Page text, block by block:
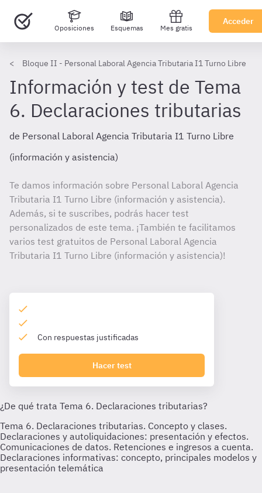
Oposiciones Esquemas Mes gratis
Acceder
Bloque II - Personal Laboral Agencia Tributaria I1 Turno Libre
Información y test de Tema
6. Declaraciones tributarias
de Personal Laboral Agencia Tributaria I1 Turno Libre
(información y asistencia)
Te damos información sobre Personal Laboral Agencia
Tributaria I1 Turno Libre (información y asistencia).
Además, si te suscribes, podrás hacer test
personalizados de este tema. ¡También te facilitamos
varios test gratuitos de Personal Laboral Agencia
Tributaria I1 Turno Libre (información y asistencia)!
Con respuestas justificadas
Hacer test